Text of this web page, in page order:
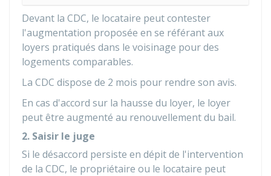
Devant la CDC, le locataire peut contester
l'augmentation proposée en se référant aux
loyers pratiqués dans le voisinage pour des
logements comparables.
La CDC dispose de 2 mois pour rendre son avis.
En cas d'accord sur la hausse du loyer, le loyer
peut être augmenté au renouvellement du bail.
2. Saisir le juge
Si le désaccord persiste en dépit de l'intervention
de la CDC, le propriétaire ou le locataire peut